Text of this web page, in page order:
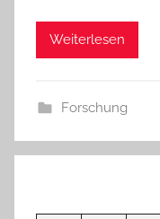
Weiterlesen
Forschung